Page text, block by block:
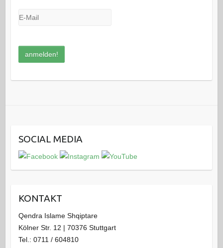
SOCIAL MEDIA
KONTAKT
Qendra Islame Shqiptare
Kölner Str. 12 | 70376 Stuttgart
Tel.: 0711 / 604810